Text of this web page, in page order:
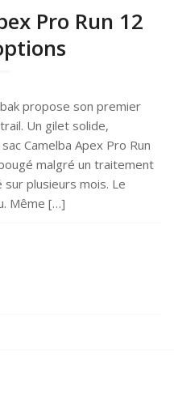
Pro Run 12
propose son premier
Un gilet solide,
Camelba Apex Pro Run
malgré un traitement
sur plusieurs mois. Le
Même […]